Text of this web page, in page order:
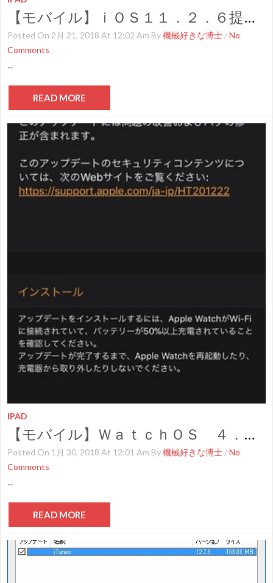
【モバイル】ｉＯＳ１１．２．６提供開始
Posted On 2月 21, 2018 At 12:02 Am By機械好きな博士 /No
Comments
...
READ MORE
IPAD
【モバイル】ＷａｔｃｈＯＳ ４．２．２提供開始
Posted On 1月 30, 2018 At 12:01 Am By機械好きな博士 /No
Comments
READ MORE